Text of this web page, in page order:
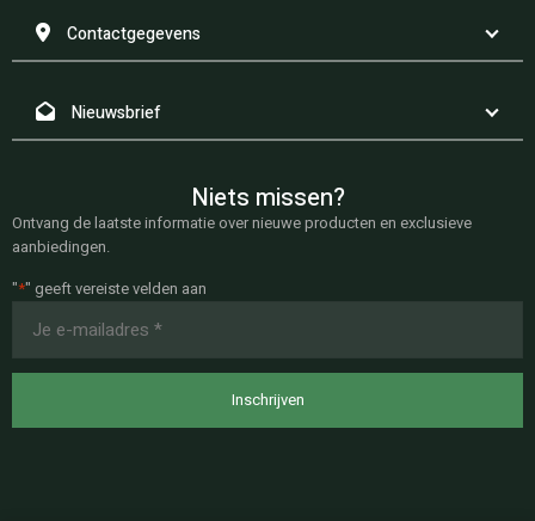
Contactgegevens
Nieuwsbrief
Niets missen?
Ontvang de laatste informatie over nieuwe producten en exclusieve
aanbiedingen.
"*" geeft vereiste velden aan
mailadres
*